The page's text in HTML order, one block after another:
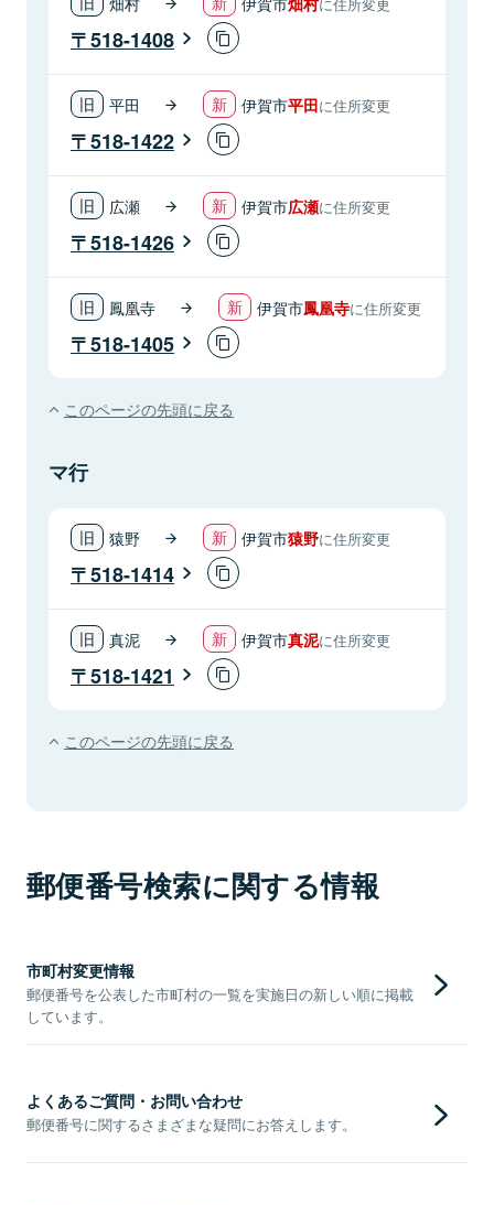
518-1408
平田 伊賀市平田に住所変更
518-1422
広瀬 伊賀市広瀬に住所変更
518-1426
鳳凰寺 伊賀市鳳凰寺に住所変更
518-1405
このページの先頭に戻る
マ行
猿野 伊賀市猿野に住所変更
518-1414
真泥 伊賀市真泥に住所変更
518-1421
このページの先頭に戻る
郵便番号検索に関する情報
市町村変更情報
郵便番号を公表した市町村の一覧を実施日の新しい順に掲載
しています。
よくあるご質問・お問い合わせ
郵便番号に関するさまざまな疑問にお答えします。